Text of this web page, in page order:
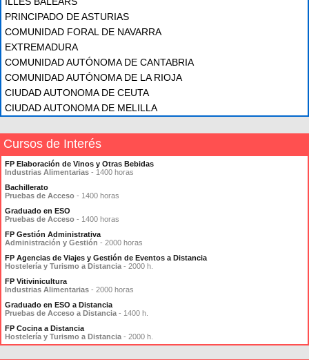
PRINCIPADO DE ASTURIAS
COMUNIDAD FORAL DE NAVARRA
EXTREMADURA
COMUNIDAD AUTÓNOMA DE CANTABRIA
COMUNIDAD AUTÓNOMA DE LA RIOJA
CIUDAD AUTONOMA DE CEUTA
CIUDAD AUTONOMA DE MELILLA
Cursos de Interés
FP Elaboración de Vinos y Otras Bebidas
Industrias Alimentarias - 1400 horas
Bachillerato
Pruebas de Acceso - 1400 horas
Graduado en ESO
Pruebas de Acceso - 1400 horas
FP Gestión Administrativa
Administración y Gestión - 2000 horas
FP Agencias de Viajes y Gestión de Eventos a Distancia
Hostelería y Turismo a Distancia - 2000 h.
FP Vitivinicultura
Industrias Alimentarias - 2000 horas
Graduado en ESO a Distancia
Pruebas de Acceso a Distancia - 1400 h.
FP Cocina a Distancia
Hostelería y Turismo a Distancia - 2000 h.